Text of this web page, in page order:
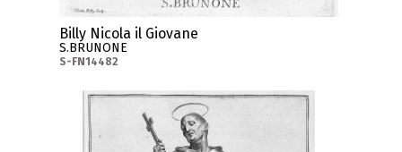
Billy Nicola il Giovane
S.BRUNONE
S-FN14482